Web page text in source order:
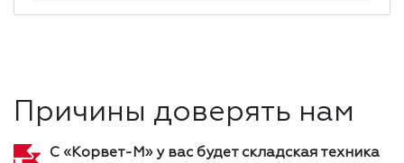
Причины доверять нам
С «Корвет-М» у вас будет складская техника